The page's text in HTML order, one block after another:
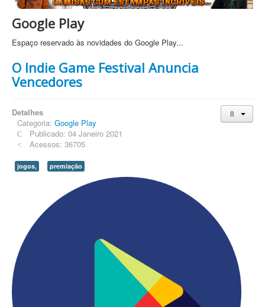
Google Play
Espaço reservado às novidades do Google Play...
O Indie Game Festival Anuncia
Vencedores
Detalhes
Categoria: Google Play
Publicado: 04 Janeiro 2021
Acessos: 36705
jogos, premiação